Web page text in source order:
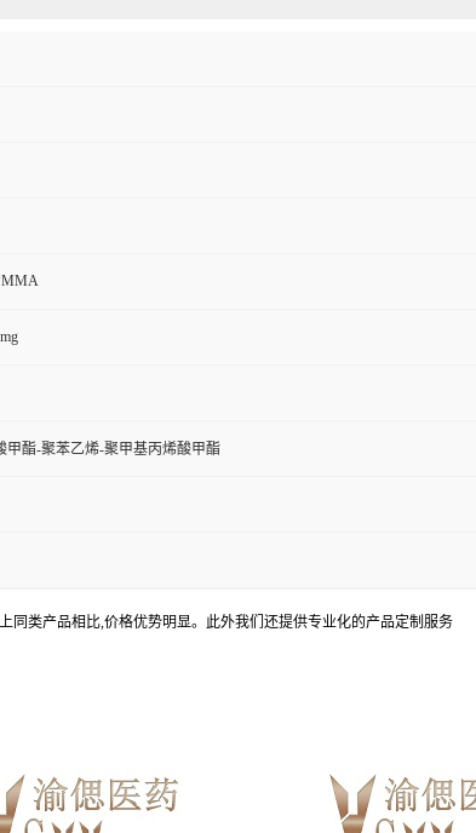
甲酯-聚苯乙烯-聚甲基丙烯酸甲酯
类产品相比,价格优势明显。此外我们还提供专业化的产品定制服务